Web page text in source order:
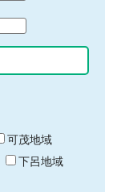
可茂地域
下呂地域